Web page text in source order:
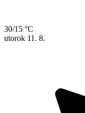
30/15 °C
utorok 11. 8.